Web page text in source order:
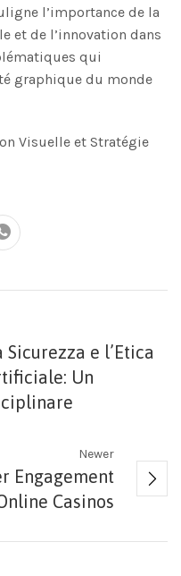
l’importance de la
et de l’innovation dans
qui
graphique du monde
Visuelle et Stratégie
e l’Etica
Un
Newer
Engagement
Casinos